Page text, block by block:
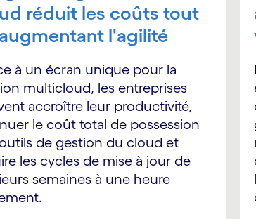
réduit les coûts tout
l'agilité
à un écran unique pour la
multicloud, les entreprises
accroître leur productivité,
le coût total de possession
de gestion du cloud et
les cycles de mise à jour de
semaines à une heure